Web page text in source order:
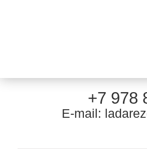
+7 978
E-mail: